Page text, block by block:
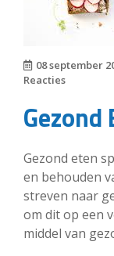
08 september
Reacties
Gezond eten
en behouden
streven naar
om dit op een
middel van